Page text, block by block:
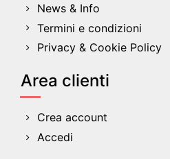
News & Info
Termini e condizioni
Privacy & Cookie Policy
Area clienti
Crea account
Accedi